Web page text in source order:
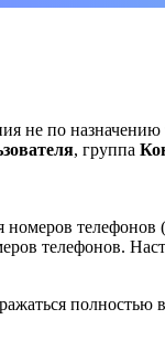
не по
, группа
номеров телефонов
телефонов.
полностью